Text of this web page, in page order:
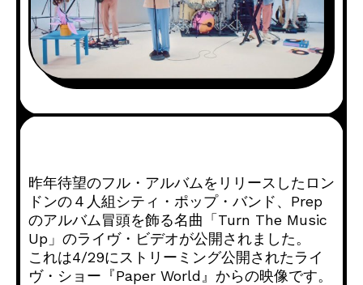
昨年待望のフル・アルバムをリリースしたロン
ドンの４人組シティ・ポップ・バンド、Prep
のアルバム冒頭を飾る名曲「Turn The Music
Up」のライヴ・ビデオが公開されました。
これは4/29にストリーミング公開されたライ
ヴ・ショー『Paper World』からの映像です。